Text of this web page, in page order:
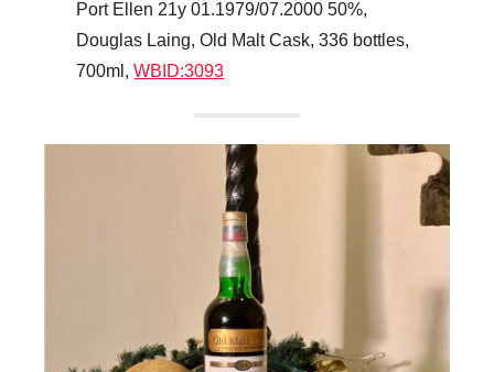
Port Ellen 21y 01.1979/07.2000 50%,
Douglas Laing, Old Malt Cask, 336 bottles,
700ml,WBID:3093